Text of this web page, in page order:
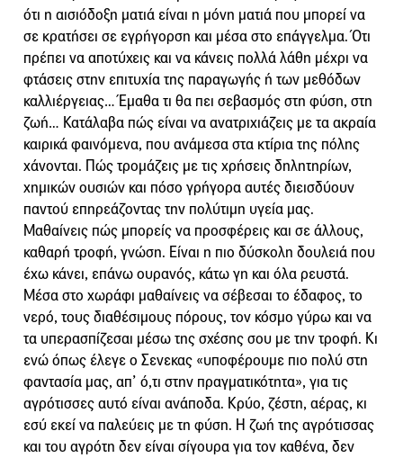
ότι η αισιόδοξη ματιά είναι η μόνη ματιά που μπορεί να
σε κρατήσει σε εγρήγορση και μέσα στο επάγγελμα. Ότι
πρέπει να αποτύχεις και να κάνεις πολλά λάθη μέχρι να
φτάσεις στην επιτυχία της παραγωγής ή των μεθόδων
καλλιέργειας… Έμαθα τι θα πει σεβασμός στη φύση, στη
ζωή… Κατάλαβα πώς είναι να ανατριχιάζεις με τα ακραία
καιρικά φαινόμενα, που ανάμεσα στα κτίρια της πόλης
χάνονται. Πώς τρομάζεις με τις χρήσεις δηλητηρίων,
χημικών ουσιών και πόσο γρήγορα αυτές διεισδύουν
παντού επηρεάζοντας την πολύτιμη υγεία μας.
Μαθαίνεις πώς μπορείς να προσφέρεις και σε άλλους,
καθαρή τροφή, γνώση. Είναι η πιο δύσκολη δουλειά που
έχω κάνει, επάνω ουρανός, κάτω γη και όλα ρευστά.
Μέσα στο χωράφι μαθαίνεις να σέβεσαι το έδαφος, το
νερό, τους διαθέσιμους πόρους, τον κόσμο γύρω και να
τα υπερασπίζεσαι μέσω της σχέσης σου με την τροφή. Κι
ενώ όπως έλεγε ο Σενεκας «υποφέρουμε πιο πολύ στη
φαντασία μας, απ’ ό,τι στην πραγματικότητα», για τις
αγρότισσες αυτό είναι ανάποδα. Κρύο, ζέστη, αέρας, κι
εσύ εκεί να παλεύεις με τη φύση. Η ζωή της αγρότισσας
και του αγρότη δεν είναι σίγουρα για τον καθένα, δεν